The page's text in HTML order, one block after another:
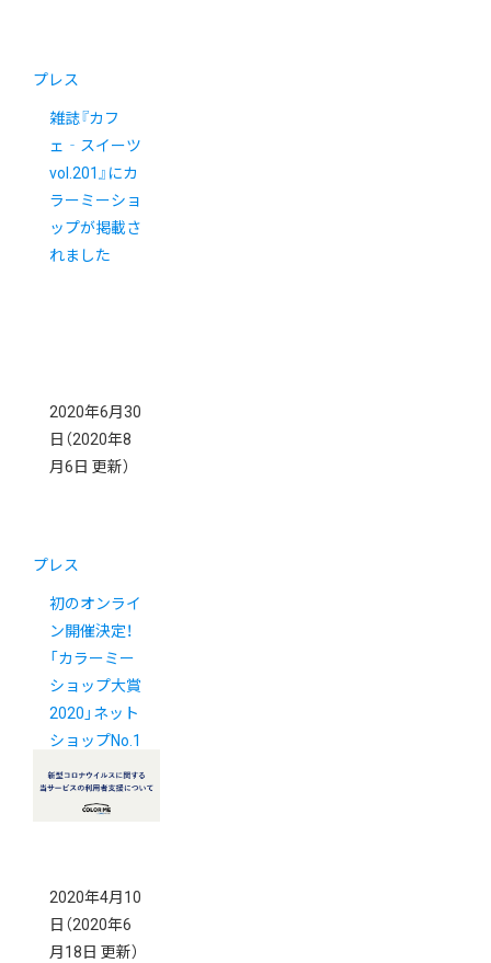
プレス
雑誌『カフ
ェ‐スイーツ
vol.201』にカ
ラーミーショ
ップが掲載さ
れました
2020年6月30
日 （2020年8
月6日 更新）
プレス
初のオンライ
ン開催決定！
「カラーミー
ショップ大賞
2020」ネット
ショップNo.1
を決めるコン
テスト
2020年4月10
日 （2020年6
月18日 更新）